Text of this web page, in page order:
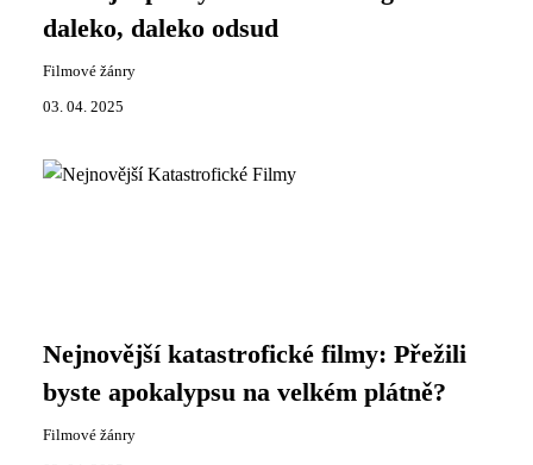
daleko, daleko odsud
Filmové žánry
03. 04. 2025
Nejnovější katastrofické filmy: Přežili
byste apokalypsu na velkém plátně?
Filmové žánry